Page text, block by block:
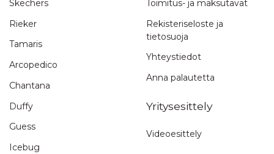
Skechers
Rieker
Tamaris
Arcopedico
Chantana
Duffy
Guess
Icebug
Toimitus- ja maksutavat
Rekisteriseloste ja
tietosuoja
Yhteystiedot
Anna palautetta
Yritysesittely
Videoesittely